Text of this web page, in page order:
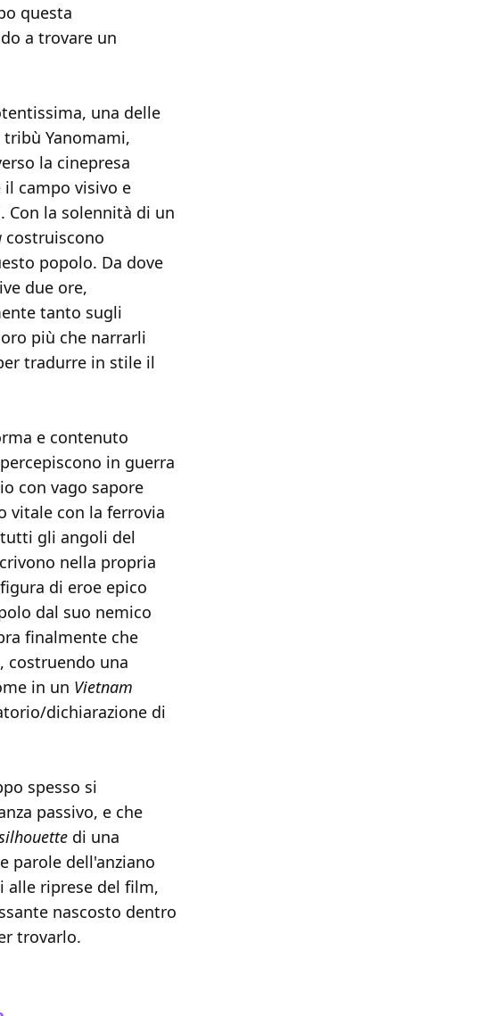
questa
a trovare un
una delle
Yanomami,
la cinepresa
il campo visivo e
la solennità di un
costruiscono
popolo. Da dove
due ore,
tanto sugli
più che narrarli
tradurre in stile il
e contenuto
in guerra
con vago sapore
vitale con la ferrovia
gli angoli del
nella propria
di eroe epico
dal suo nemico
finalmente che
costruendo una
in un Vietnam
dichiarazione di
spesso si
passivo, e che
di una
parole dell'anziano
alle riprese del film,
nascosto dentro
trovarlo.